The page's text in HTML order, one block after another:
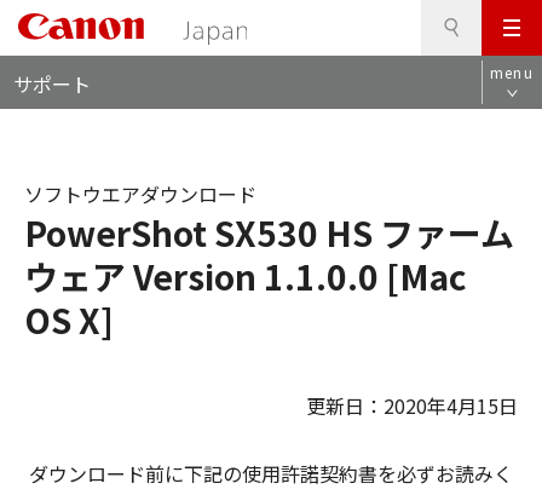
メ
ニ
ュ
サポート menu
PowerShot SX530 HS ファーム
ウェア Version 1.1.0.0 [Mac
OS X]
ソフトウエアダウンロード
更新日：2020年4月15日
ダウンロード前に下記の使用許諾契約書を必ずお読みく